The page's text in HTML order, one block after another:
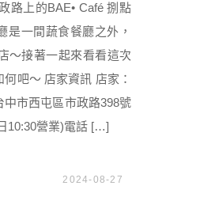
路上的BAE• Café 捌點
是一間蔬食餐廳之外，
～接著一起來看看這次
吧～ 店家資訊 店家：
中市西屯區市政路398號
10:30營業)電話 […]
2024-08-27